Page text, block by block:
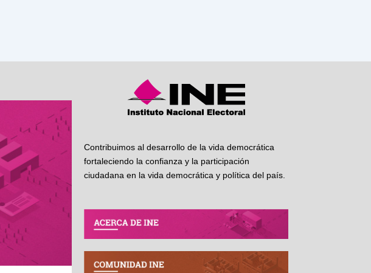
Contribuimos al desarrollo de la vida democrática
fortaleciendo la confianza y la participación
ciudadana en la vida democrática y política del país.